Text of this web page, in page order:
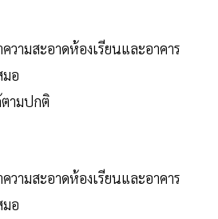
วามสะอาดห้องเรียนและอาคาร
มอ
ามปกติ
วามสะอาดห้องเรียนและอาคาร
มอ